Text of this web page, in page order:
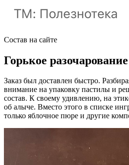
Состав на сайте
Горькое разочарование
Заказ был доставлен быстро.
внимание на упаковку пастилы и
состав. К своему удивлению, на
об алыче. Вместо этого в списке
только яблочное пюре и другие